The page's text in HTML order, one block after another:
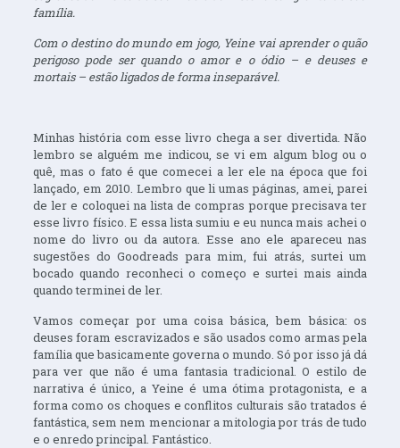
família.
Com o destino do mundo em jogo, Yeine vai aprender o quão
perigoso pode ser quando o amor e o ódio – e deuses e
mortais – estão ligados de forma inseparável.
Minhas história com esse livro chega a ser divertida. Não
lembro se alguém me indicou, se vi em algum blog ou o
quê, mas o fato é que comecei a ler ele na época que foi
lançado, em 2010. Lembro que li umas páginas, amei, parei
de ler e coloquei na lista de compras porque precisava ter
esse livro físico. E essa lista sumiu e eu nunca mais achei o
nome do livro ou da autora. Esse ano ele apareceu nas
sugestões do Goodreads para mim, fui atrás, surtei um
bocado quando reconheci o começo e surtei mais ainda
quando terminei de ler.
Vamos começar por uma coisa básica, bem básica: os
deuses foram escravizados e são usados como armas pela
família que basicamente governa o mundo. Só por isso já dá
para ver que não é uma fantasia tradicional. O estilo de
narrativa é único, a Yeine é uma ótima protagonista, e a
forma como os choques e conflitos culturais são tratados é
fantástica, sem nem mencionar a mitologia por trás de tudo
e o enredo principal. Fantástico.